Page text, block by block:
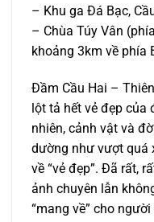
– Khu ga Đá Bạc,
– Chùa Túy Vân
khoảng 3km về phía
Đầm Cầu Hai –
lột tả hết vẻ đẹp của
nhiên, cảnh vật và
dường như vượt quá
về “vẻ đẹp”. Đã rất,
ảnh chuyên lẫn
“mang về” cho